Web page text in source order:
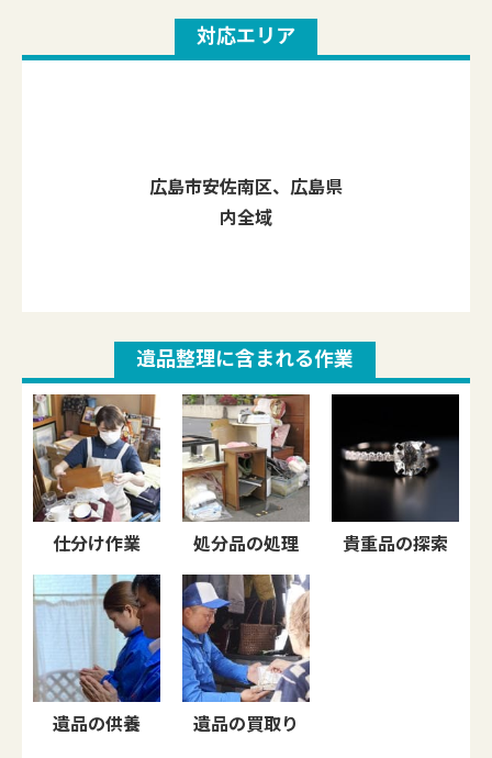
対応エリア
広島市安佐南区、広島県
内全域
遺品整理に含まれる作業
仕分け作業 処分品の処理 貴重品の探索
遺品の供養 遺品の買取り